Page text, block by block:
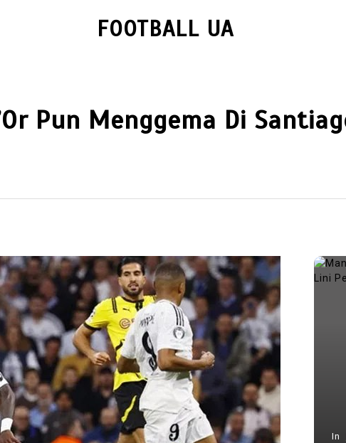
FOOTBALL UA
Pun Menggema Di
In PIALA DUNIA In